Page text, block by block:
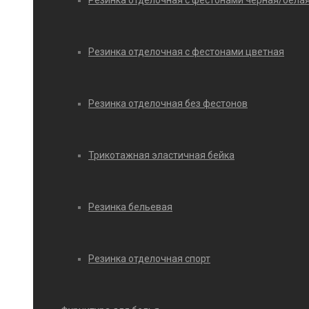
Резинка отделочная с фестонами цветная
Резинка отделочная без фестонов
Трикотажная эластичная бейка
Резинка бельевая
Резинка отделочная спорт